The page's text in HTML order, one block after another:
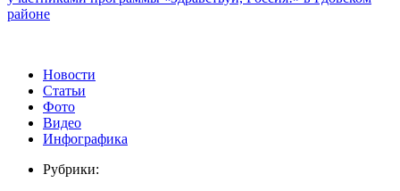
районе
Новости
Статьи
Фото
Видео
Инфографика
Рубрики: